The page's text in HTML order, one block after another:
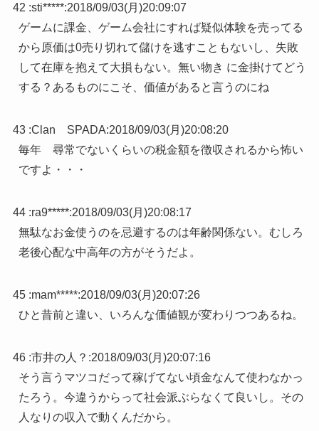
42 :sti*****:2018/09/03(月)20:09:07
ゲームに課金、ゲーム会社にすれば疑似体験を売ってる
から原価は0売り切れて儲けを逃すこともないし、失敗
して在庫を抱えて大損もない。無い物き に金掛けてどう
する？あるものにこそ、価値があると言うのにね
43 :Clan SPADA:2018/09/03(月)20:08:20
毎年 尋常でないくらいの税金額を徴収されるから怖い
ですよ・・・
44 :ra9*****:2018/09/03(月)20:08:17
無駄なお金使うのを忌避するのは年齢関係ない。むしろ
老後心配な中高年の方がそうだよ。
45 :mam*****:2018/09/03(月)20:07:26
ひと昔前と違い、いろんな価値観が変わりつつあるね。
46 :市井の人？ :2018/09/03(月)20:07:16
そう言うマツコだって稼げてない頃金なんて使わなかっ
たろう。今違うからって社会派ぶらなくて良いし。その
人なりの収入で動くんだから。